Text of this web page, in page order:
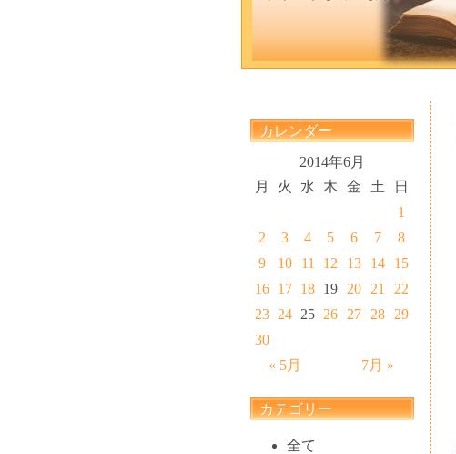
カレンダー
2014年6月
月
火 水 木 金 土 日
« 5月 7月 »
1
2
3 4 5 6 7
8
9
10 11 12 13 14
15
16 17 18 19 20 21
22
23 24 25 26 27 28
29
30
カテゴリー
全て